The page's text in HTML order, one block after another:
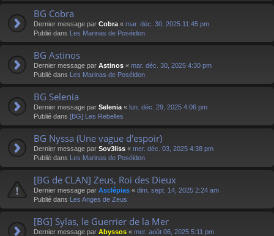
BG Cobra
Dernier message par Cobra « mar. déc. 30, 2025 11:45 pm
Publié dans Les Marinas de Poséidon
BG Astinos
Dernier message par Astinos « mar. déc. 30, 2025 4:30 pm
Publié dans Les Marinas de Poséidon
BG Selenia
Dernier message par Selenia « lun. déc. 29, 2025 4:06 pm
Publié dans [BG] Les Rebelles
BG Nyssa (Une vague d'espoir)
Dernier message par Sov3liss « mer. déc. 03, 2025 4:38 pm
Publié dans Les Marinas de Poséidon
[BG de CLAN] Zeus, Roi des Dieux
Dernier message par Asclépias « dim. sept. 14, 2025 2:24 am
Publié dans Les Anges de Zeus
[BG] Sylas, le Guerrier de la Mer
Dernier message par Abyssos « mer. août 06, 2025 5:11 pm